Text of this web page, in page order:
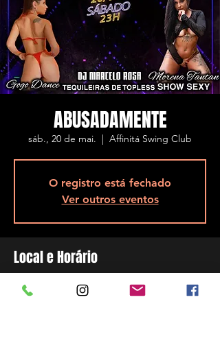
ABUSADAMENTE
sáb., 20 de mai.
  |
Affinitá Swing Club
O registro está fechado
Ver outros eventos
Local e Horário
20 de mai. de 2023, 23:00 – 21 de mai. de
2023, 05:00